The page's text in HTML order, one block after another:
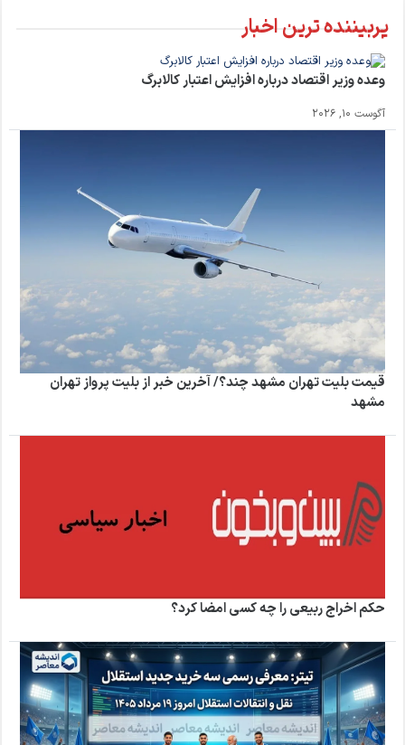
پربیننده ترین اخبار
وعده وزیر اقتصاد درباره افزایش اعتبار کالابرگ
آگوست 10, 2026
قیمت بلیت تهران مشهد چند؟/ آخرین خبر از بلیت پرواز تهران
مشهد
حکم اخراج ربیعی را چه کسی امضا کرد؟